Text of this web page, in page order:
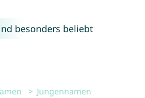
besonders beliebt
Jungennamen